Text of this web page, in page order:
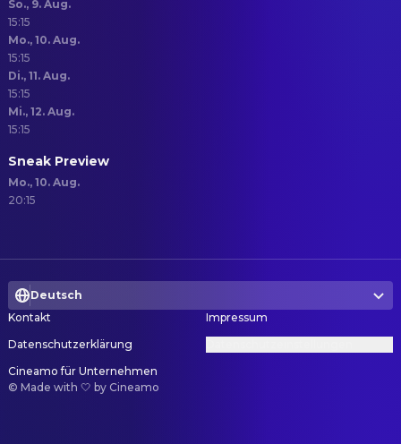
So., 9. Aug.
15:15
Mo., 10. Aug.
15:15
Di., 11. Aug.
15:15
Mi., 12. Aug.
15:15
Sneak Preview
Mo., 10. Aug.
20:15
Deutsch
Kontakt
Impressum
Datenschutzerklärung
Cineamo für Unternehmen
© Made with 🤍 by Cineamo